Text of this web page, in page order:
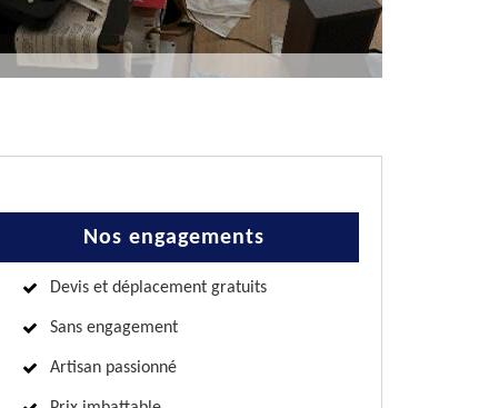
Nos engagements
Devis et déplacement gratuits
Sans engagement
Artisan passionné